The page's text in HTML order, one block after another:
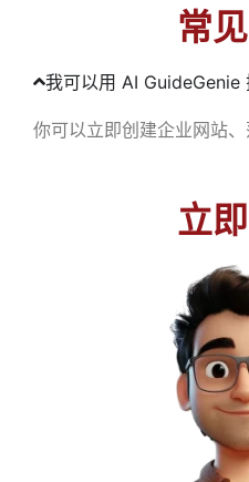
常
我可以用 AI GuideGenie
你可以立即创建企业网站
立